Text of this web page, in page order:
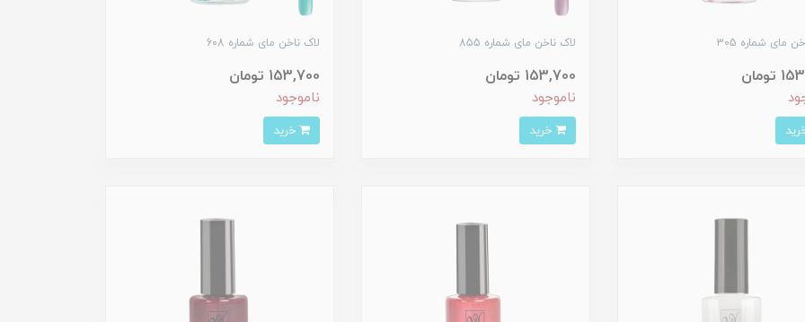
مای شماره 305 لاک ناخن مای شماره 855
153,700 تومان
ناموجود
خرید
لاک ناخن مای شماره 608
153,700 تومان
ناموجود
خرید